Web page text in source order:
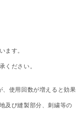
ます。
ください。
、使用回数が増えると効果
及び縫製部分、刺繍等の